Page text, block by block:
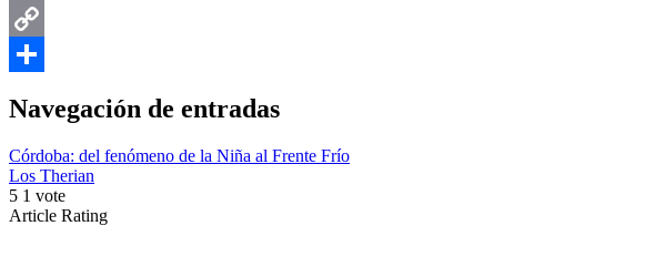
Email
Copy
Navegación de entradas
Córdoba: del fenómeno de la Niña al Frente Frío
Los Therian
5 1 vote
Article Rating